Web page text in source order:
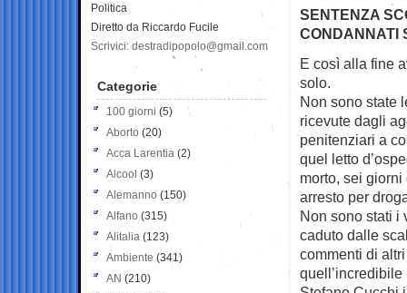
SENTENZA
CONDANNATI
E così alla fine
solo.
Non sono state
ricevute dagli
penitenziari a
quel letto
morto, sei
arresto per
Non sono stati i
caduto dalle
commenti di
Politica
Diretto da Riccardo Fucile
Scrivici: destradipopolo@gmail.com
Categorie
100 giorni (5)
Aborto (20)
Acca Larentia (2)
Alcool (3)
Alemanno (150)
Alfano (315)
Alitalia (123)
Ambiente (341)
AN (210)